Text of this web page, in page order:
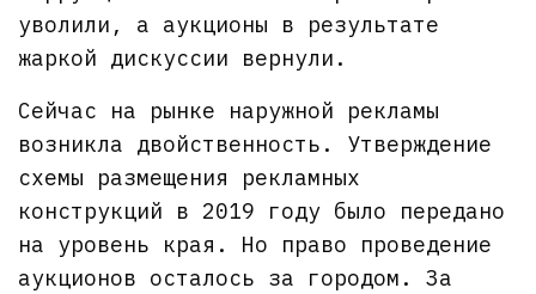
уволили, а аукционы в результате
жаркой дискуссии вернули.
Сейчас на рынке наружной рекламы
возникла двойственность. Утверждение
схемы размещения рекламных
конструкций в 2019 году было передано
на уровень края. Но право проведение
аукционов осталось за городом. За